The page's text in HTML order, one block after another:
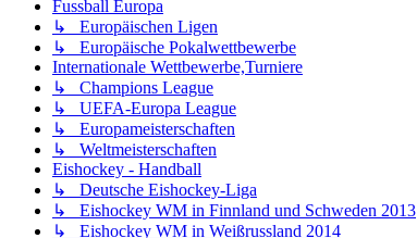
Fussball Europa
↳ Europäischen Ligen
↳ Europäische Pokalwettbewerbe
Internationale Wettbewerbe,Turniere
↳ Champions League
↳ UEFA-Europa League
↳ Europameisterschaften
↳ Weltmeisterschaften
Eishockey - Handball
↳ Deutsche Eishockey-Liga
↳ Eishockey WM in Finnland und Schweden 2013
↳ Eishockey WM in Weißrussland 2014